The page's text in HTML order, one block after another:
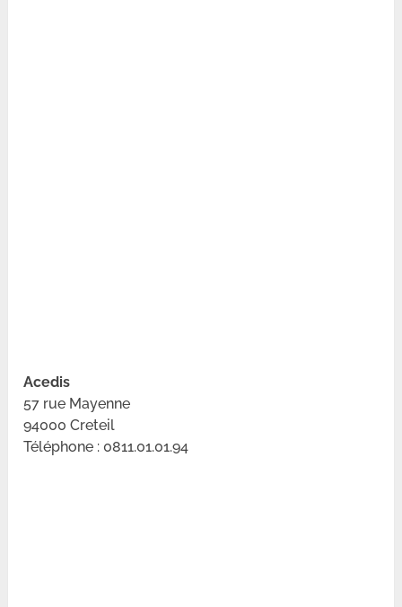
Acedis
57 rue Mayenne
94000 Creteil
Téléphone : 0811.01.01.94